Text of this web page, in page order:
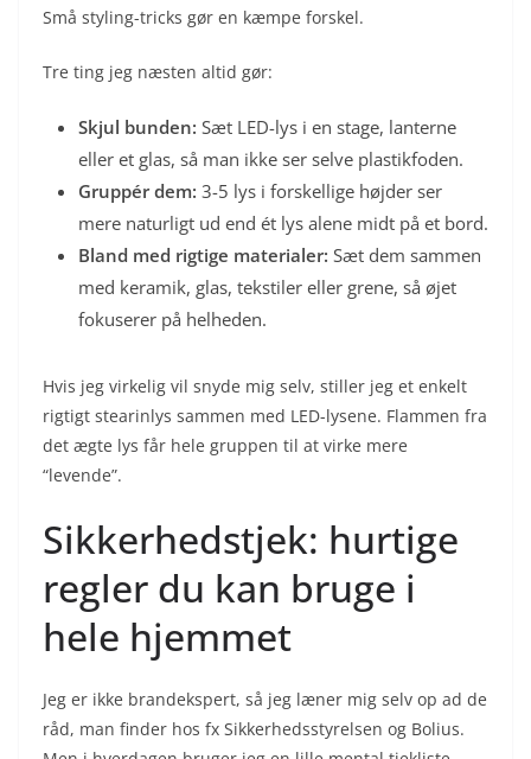
Små styling-tricks gør en kæmpe forskel.
Tre ting jeg næsten altid gør:
Skjul bunden: Sæt LED-lys i en stage, lanterne
eller et glas, så man ikke ser selve plastikfoden.
Gruppér dem: 3-5 lys i forskellige højder ser
mere naturligt ud end ét lys alene midt på et bord.
Bland med rigtige materialer: Sæt dem sammen
med keramik, glas, tekstiler eller grene, så øjet
fokuserer på helheden.
Hvis jeg virkelig vil snyde mig selv, stiller jeg et enkelt
rigtigt stearinlys sammen med LED-lysene. Flammen fra
det ægte lys får hele gruppen til at virke mere
“levende”.
Sikkerhedstjek: hurtige
regler du kan bruge i
hele hjemmet
Jeg er ikke brandekspert, så jeg læner mig selv op ad de
råd, man finder hos fx Sikkerhedsstyrelsen og Bolius.